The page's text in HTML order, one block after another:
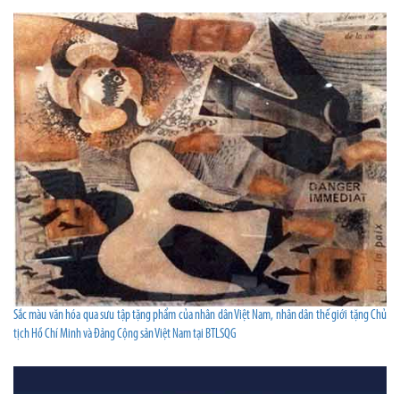
Sắc màu văn hóa qua sưu tập tặng phẩm của nhân dân Việt Nam, nhân dân thế giới tặng Chủ
tịch Hồ Chí Minh và Đảng Cộng sản Việt Nam tại BTLSQG